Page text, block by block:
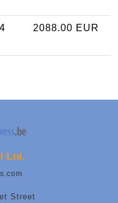
2088.00 EUR
Ltd.
Street